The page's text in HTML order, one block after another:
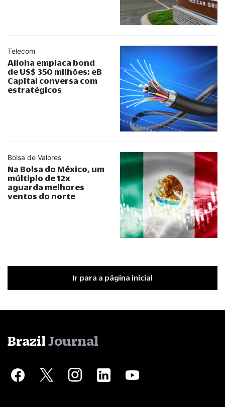
Telecom
Alloha emplaca bond
de US$ 350 milhões; eB
Capital conversa com
estratégicos
Bolsa de Valores
Na Bolsa do México, um
múltiplo de 12x
aguarda melhores
ventos do norte
Ir para a página inicial
Brazil Journal